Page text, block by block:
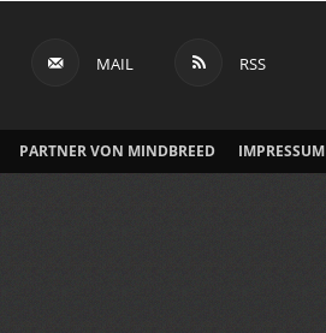
MAIL RSS
PARTNER VON MINDBREED IMPRESSUM